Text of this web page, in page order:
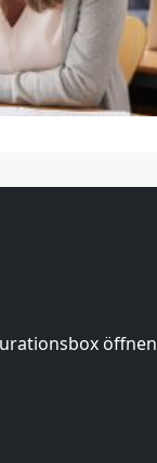
öffnen